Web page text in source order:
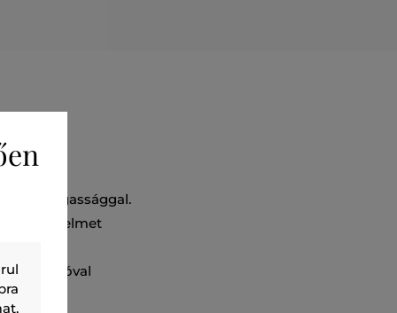
ülepmagassággal.
kényelmet
pólóval